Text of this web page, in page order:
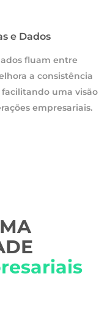
e Dados
fluam entre
a consistência
uma visão
empresariais.